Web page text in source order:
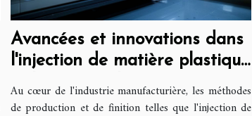
Avancées et innovations dans
l'injection de matière plastique
Au cœur de l'industrie manufacturière, les méthodes
de production et de finition telles que l'injection de